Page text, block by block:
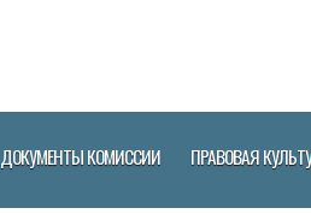
ДОКУМЕНТЫ КОМИССИИ ПРАВОВАЯ